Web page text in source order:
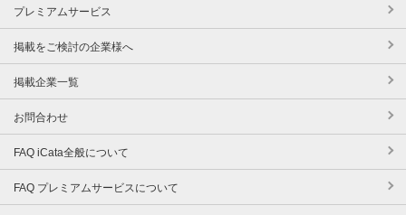
プレミアムサービス
掲載をご検討の企業様へ
掲載企業一覧
お問合わせ
FAQ iCata全般について
FAQ プレミアムサービスについて